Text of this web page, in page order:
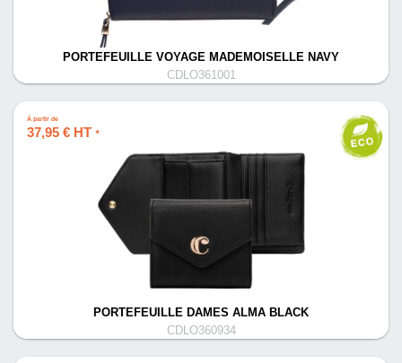
PORTEFEUILLE VOYAGE MADEMOISELLE NAVY
CDLO361001
À partir de
37,95 € HT *
PORTEFEUILLE DAMES ALMA BLACK
CDLO360934